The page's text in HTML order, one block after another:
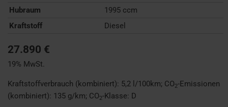
Hubraum
1995 ccm
Kraftstoff
Diesel
27.890 €
19% MwSt.
Kraftstoffverbrauch (kombiniert): 5,2 l/100km; CO2-Emissionen
(kombiniert): 135 g/km; CO2-Klasse: D